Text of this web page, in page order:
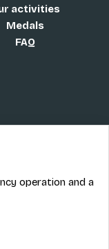
activities
Medals
FAQ
Legal info
operation and a